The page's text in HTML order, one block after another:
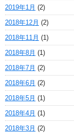
2019年1月 (2)
2018年12月 (2)
2018年11月 (1)
2018年8月 (1)
2018年7月 (2)
2018年6月 (2)
2018年5月 (1)
2018年4月 (1)
2018年3月 (2)